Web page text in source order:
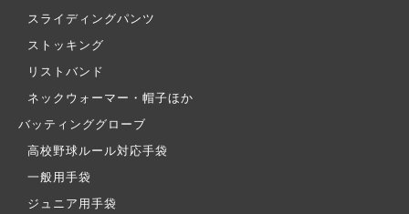
スライディングパンツ
ストッキング
リストバンド
ネックウォーマー・帽子ほか
バッティンググローブ
高校野球ルール対応手袋
一般用手袋
ジュニア用手袋